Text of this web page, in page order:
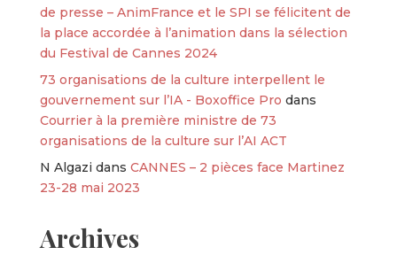
de presse – AnimFrance et le SPI se félicitent de
la place accordée à l’animation dans la sélection
du Festival de Cannes 2024
73 organisations de la culture interpellent le
gouvernement sur l’IA - Boxoffice Pro dans
Courrier à la première ministre de 73
organisations de la culture sur l’AI ACT
N Algazi dans CANNES – 2 pièces face Martinez
23-28 mai 2023
Archives